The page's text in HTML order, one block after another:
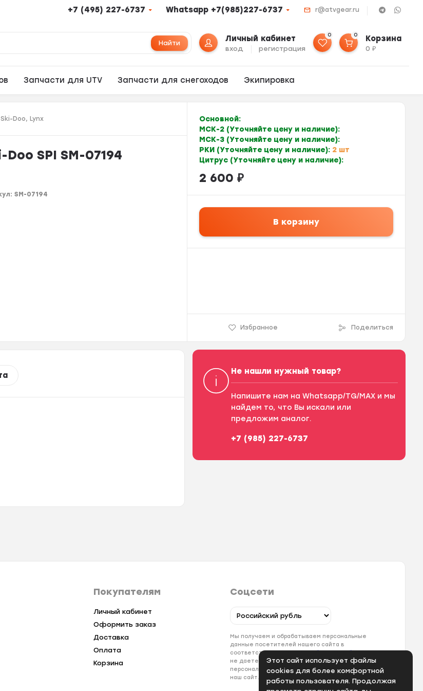
Этот сайт использует файлы
cookies для более комфортной
работы пользователя. Продолжая
+7 (495) 227-6737 Whatsapp +7(985)227-6737 r@atvgear.ru
Найти Личный кабинет
вход регистрация
0 0 Корзина
0₽
Запчасти для UTV Запчасти для снегоходов Экипировка
Doo, Lynx
SPI SM-07194
SM-07194
Основной:
МСК-2 (Уточняйте цену и наличие):
МСК-3 (Уточняйте цену и наличие):
РКИ (Уточняйте цену и наличие): 2 шт
Цитрус (Уточняйте цену и наличие):
2 600 ₽
В корзину
Избранное Поделиться
Не нашли нужный товар?
Напишите нам на Whatsapp/TG/MAX и мы
найдем то, что Вы искали или
предложим аналог.
+7 (985) 227-6737
Покупателям
Личный кабинет
Оформить заказ
Доставка
Оплата
Корзина
Соцсети
Мы получаем и обрабатываем персональные
данные посетителей нашего сайта в
соответствии софициальной политикой. Если вы
не даете согласия на обработку своих
персональных данных, вам необходимо покинуть
наш сайт.